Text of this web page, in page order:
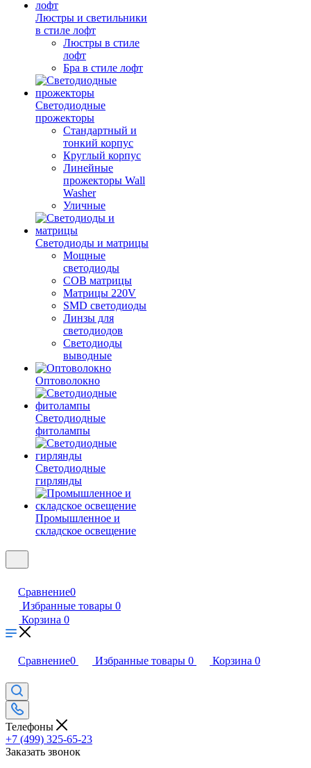
Люстры и светильники
в стиле лофт
Люстры в стиле
лофт
Бра в стиле лофт
Светодиодные
прожекторы
Стандартный и
тонкий корпус
Круглый корпус
Линейные
прожекторы Wall
Washer
Уличные
Светодиоды и матрицы
Мощные
светодиоды
COB матрицы
Матрицы 220V
SMD светодиоды
Линзы для
светодиодов
Светодиоды
выводные
Оптоволокно
Светодиодные
фитолампы
Светодиодные
гирлянды
Промышленное и
складское освещение
Сравнение0
Избранные товары 0
Корзина 0
Сравнение0 Избранные товары 0 Корзина 0
Телефоны
+7 (499) 325-65-23
Заказать звонок